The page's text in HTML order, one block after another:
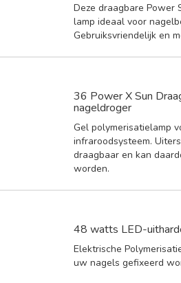
Deze draagbare Power
lamp ideaal voor
Gebruiksvriendelijk en
36 Power X Sun
nageldroger
Gel polymerisatielamp
infraroodsysteem.
draagbaar en kan
worden.
48 watts LED-
Elektrische
uw nagels gefixeerd